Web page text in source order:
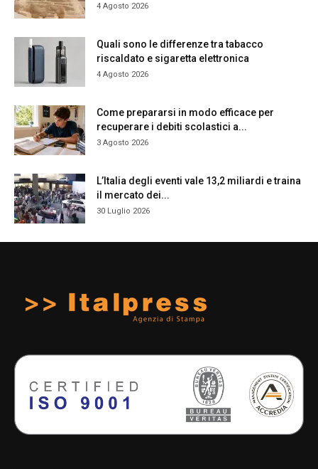
4 Agosto 2026
Quali sono le differenze tra tabacco
riscaldato e sigaretta elettronica
4 Agosto 2026
Come prepararsi in modo efficace per
recuperare i debiti scolastici a...
3 Agosto 2026
L’Italia degli eventi vale 13,2 miliardi e traina
il mercato dei...
30 Luglio 2026